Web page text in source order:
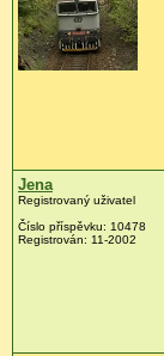
Jena
Registrovaný uživatel
Číslo příspěvku: 10478
Registrován: 11-2002